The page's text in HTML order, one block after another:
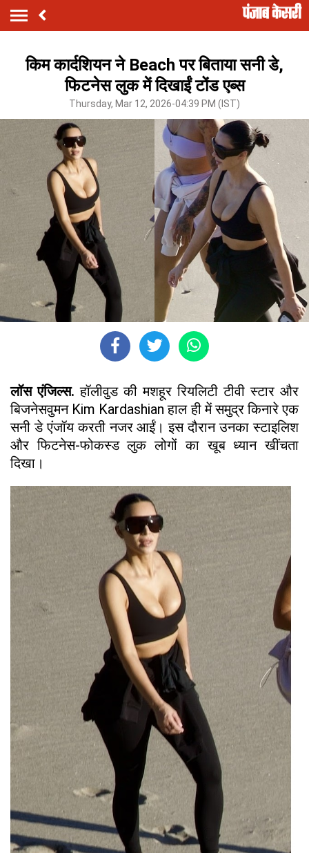
किम कार्दशियन ने Beach पर बिताया सनी डे,
फिटनेस लुक में दिखाईं टोंड एब्स
Thursday, Mar 12, 2026-04:39 PM (IST)
लॉस एंजिल्स. हॉलीवुड की मशहूर रियलिटी टीवी स्टार और
बिजनेसवुमन Kim Kardashian हाल ही में समुद्र किनारे एक
सनी डे एंजॉय करती नजर आईं। इस दौरान उनका स्टाइलिश
और फिटनेस-फोकस्ड लुक लोगों का खूब ध्यान खींचता
दिखा।